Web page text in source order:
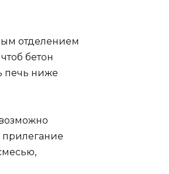
отделением
бетон
печь ниже
прилегание